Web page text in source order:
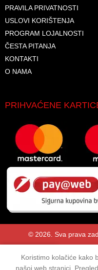
PRAVILA PRIVATNOSTI
USLOVI KORIŠTENJA
PROGRAM LOJALNOSTI
ČESTA PITANJA
KONTAKTI
O NAMA
PRIHVAĆENE
© 2026. Sva prava
Koristimo kolačiće kako
našoj web stranici.